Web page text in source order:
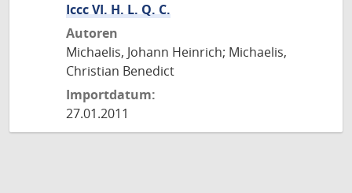
Iccc VI. H. L. Q. C.
Autoren
Michaelis, Johann Heinrich; Michaelis,
Christian Benedict
Importdatum:
27.01.2011